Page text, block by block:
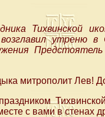
Тихвинской
утреню
митрополит Лев!
с вами в стенах